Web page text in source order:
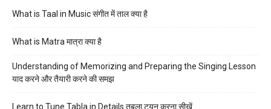
What is Taal in Music संगीत में ताल क्या है
What is Matra मात्रा क्या है
Understanding of Memorizing and Preparing the Singing Lesson
याद करने और तैयारी करने की समझ
Learn to Tune Tabla in Details तबला ट्यून करना सीखें